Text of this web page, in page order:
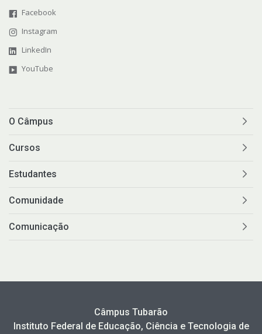
Facebook
Instagram
LinkedIn
YouTube
O Câmpus
Cursos
Estudantes
Comunidade
Comunicação
Câmpus Tubarão
Instituto Federal de Educação, Ciência e Tecnologia de